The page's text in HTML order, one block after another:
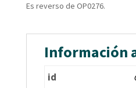
Es reverso de OP0276.
Información
id